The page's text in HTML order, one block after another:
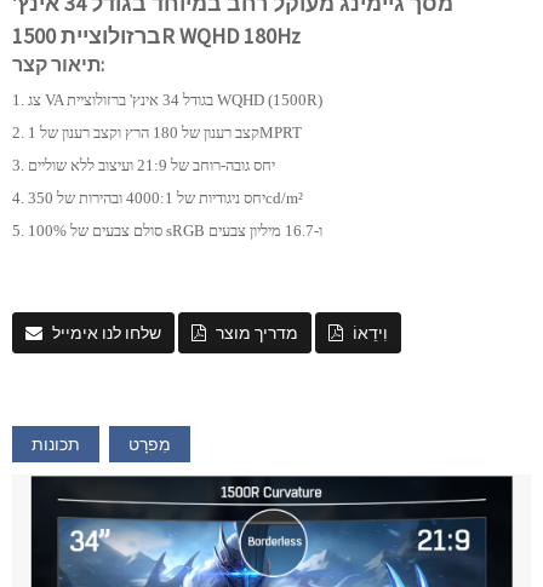
ברזולוציית 1500R WQHD 180Hz
תיאור קצר:
1. צג VA בגודל 34 אינץ' ברזולוציית WQHD (1500R)
2. קצב רענון של 180 הרץ וקצב רענון של 1MPRT
3. יחס גובה-רוחב של 21:9 ועיצוב ללא שוליים
4. יחס ניגודיות של 4000:1 ובהירות של 350cd/m²
5. סולם צבעים של 100% sRGB ו-16.7 מיליון צבעים
שלחו לנו אימייל מדריך מוצר וִידֵאוֹ
תכונות מִפרָט